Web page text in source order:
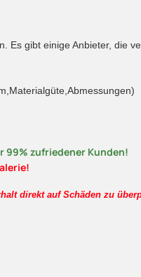
gibt einige Anbieter, die
99% zufriedener Kunden!
direkt auf Schäden zu